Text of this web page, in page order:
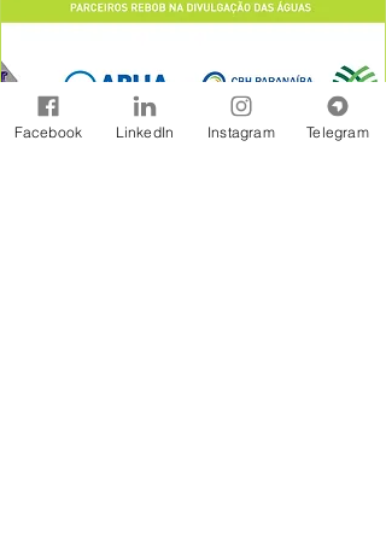
Facebook LinkedIn Instagram Telegram